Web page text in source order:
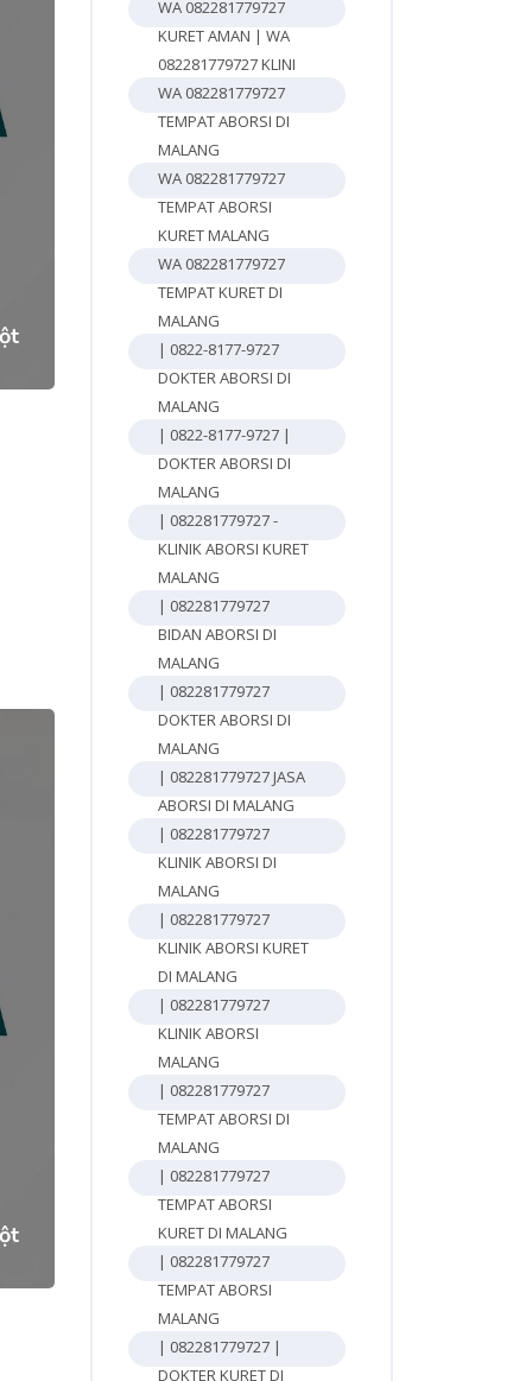
WA 082281779727
KURET AMAN | WA
082281779727 KLINI
WA 082281779727
TEMPAT ABORSI DI
MALANG
WA 082281779727
TEMPAT ABORSI
KURET MALANG
WA 082281779727
TEMPAT KURET DI
MALANG
| 0822-8177-9727
DOKTER ABORSI DI
MALANG
| 0822-8177-9727 |
DOKTER ABORSI DI
MALANG
| 082281779727 -
KLINIK ABORSI KURET
MALANG
| 082281779727
BIDAN ABORSI DI
MALANG
| 082281779727
DOKTER ABORSI DI
MALANG
| 082281779727 JASA
ABORSI DI MALANG
| 082281779727
KLINIK ABORSI DI
MALANG
| 082281779727
KLINIK ABORSI KURET
DI MALANG
| 082281779727
KLINIK ABORSI
MALANG
| 082281779727
TEMPAT ABORSI DI
MALANG
| 082281779727
TEMPAT ABORSI
KURET DI MALANG
| 082281779727
TEMPAT ABORSI
MALANG
| 082281779727 |
DOKTER KURET DI